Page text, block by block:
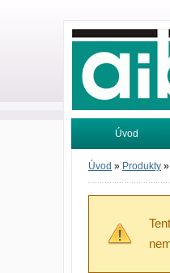
Úvod
Vyhľadávanie
Úvod » Produkty »